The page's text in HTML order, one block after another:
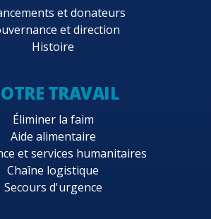
et donateurs
et direction
Histoire
TRAVAIL
Éliminer la faim
Aide alimentaire
et services humanitaires
Chaîne logistique
Secours d'urgence